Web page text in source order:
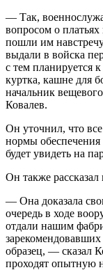
— Так,
вопросом о
пошли им
выдали в войска
с тем планируется
куртка, кашне для
начальник
Ковалев.
Он уточнил, что
нормы
будет увидеть на
Он также рассказал
— Она доказала
очередь в ходе
отдали нашим
образец, — сказал
проходят опытную